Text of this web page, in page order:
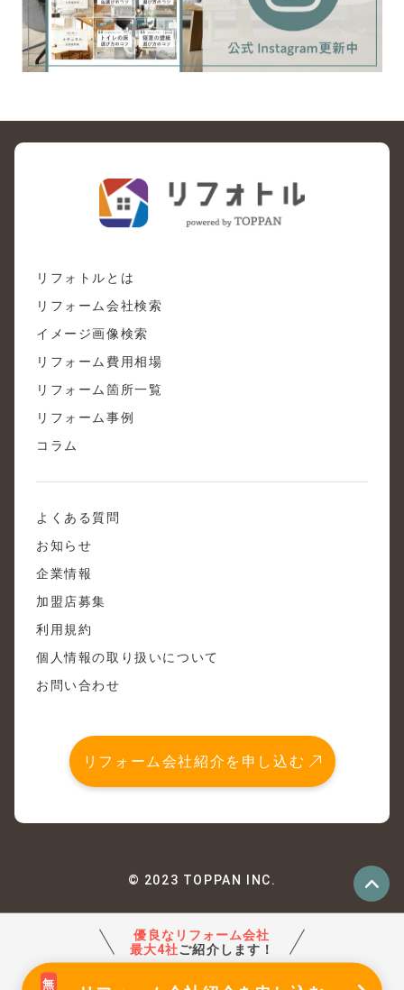
リフォトルとは
リフォーム会社検索
イメージ画像検索
リフォーム費用相場
リフォーム箇所一覧
リフォーム事例
コラム
よくある質問
お知らせ
企業情報
加盟店募集
利用規約
個人情報の取り扱いについて
お問い合わせ
リフォーム会社紹介を申し込む
© 2023 TOPPAN INC.
優良なリフォーム会社
最大4社ご紹介します！